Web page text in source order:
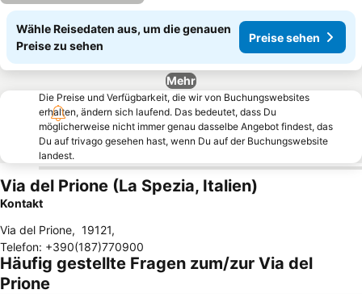
Wähle Reisedaten aus, um die genauen
Preise zu sehen
Preise sehen
Mehr
Die Preise und Verfügbarkeit, die wir von Buchungswebsites
erhalten, ändern sich laufend. Das bedeutet, dass Du
möglicherweise nicht immer genau dasselbe Angebot findest, das
Du auf trivago gesehen hast, wenn Du auf der Buchungswebsite
landest.
Via del Prione (La Spezia, Italien)
Kontakt
Via del Prione, 19121,
Telefon: +390(187)770900
Häufig gestellte Fragen zum/zur Via del
Prione